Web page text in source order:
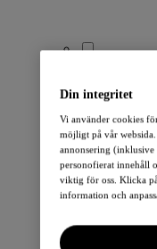
Din integritet
Vi använder cookies
möjligt på vår
annonsering
personofierat innehåll
viktig för oss. Klicka
information och